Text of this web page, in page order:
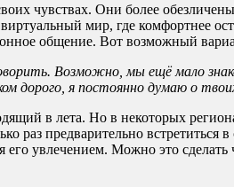
чувствах. Они более
мир, где комфортнее
общение. Вот возможный
Возможно, мы ещё мало
дорого, я постоянно думаю о
в лета. Но в некоторых
раз предварительно
увлечением. Можно это